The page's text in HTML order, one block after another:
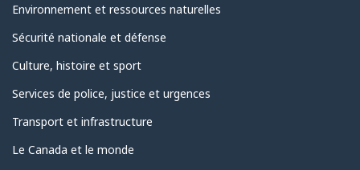
Environnement et ressources naturelles
Sécurité nationale et défense
Culture, histoire et sport
Services de police, justice et urgences
Transport et infrastructure
Le Canada et le monde